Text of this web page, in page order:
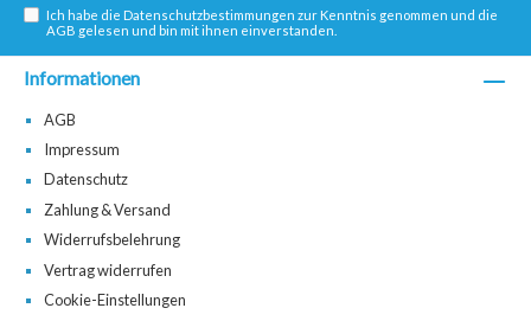
Ich habe dieDatenschutzbestimmungen zur Kenntnis genommen und die
AGB gelesen und bin mit ihnen einverstanden.
Informationen
AGB
Impressum
Datenschutz
Zahlung & Versand
Widerrufsbelehrung
Vertrag widerrufen
Cookie-Einstellungen